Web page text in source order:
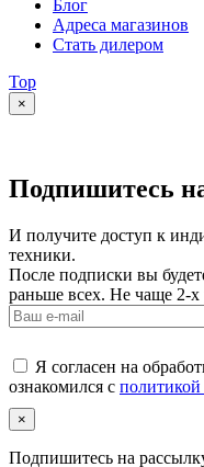
Блог
Адреса магазинов
Стать дилером
Top
×
Подпишитесь
И получите доступ к
техники.
После подписки вы
раньше всех. Не чаще 2-х
Я согласен на
ознакомился с
×
Подпишитесь на